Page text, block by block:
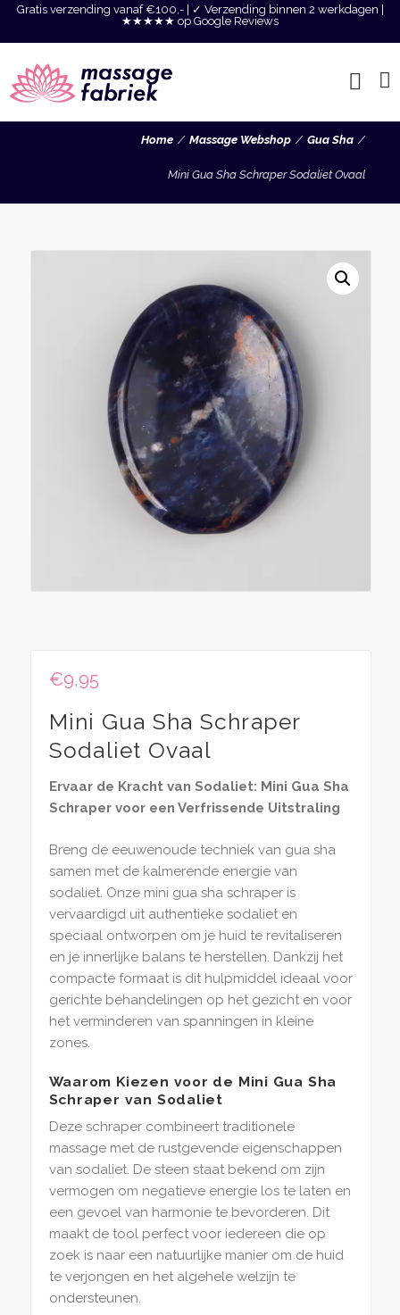
Gratis verzending vanaf €100,- | ✓ Verzending binnen 2 werkdagen |
★★★★★ op Google Reviews
Home Massage Webshop Gua Sha
Mini Gua Sha Schraper Sodaliet Ovaal
€9,95
Mini Gua Sha Schraper
Sodaliet Ovaal
Ervaar de Kracht van Sodaliet: Mini Gua Sha
Schraper voor een Verfrissende Uitstraling
Breng de eeuwenoude techniek van gua sha
samen met de kalmerende energie van
sodaliet. Onze mini gua sha schraper is
vervaardigd uit authentieke sodaliet en
speciaal ontworpen om je huid te revitaliseren
en je innerlijke balans te herstellen. Dankzij het
compacte formaat is dit hulpmiddel ideaal voor
gerichte behandelingen op het gezicht en voor
het verminderen van spanningen in kleine
zones.
Waarom Kiezen voor de Mini Gua Sha
Schraper van Sodaliet
Deze schraper combineert traditionele
massage met de rustgevende eigenschappen
van sodaliet. De steen staat bekend om zijn
vermogen om negatieve energie los te laten en
een gevoel van harmonie te bevorderen. Dit
maakt de tool perfect voor iedereen die op
zoek is naar een natuurlijke manier om de huid
te verjongen en het algehele welzijn te
ondersteunen.